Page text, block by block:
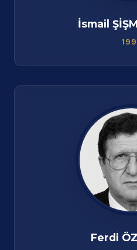
İsmail
Ferdi